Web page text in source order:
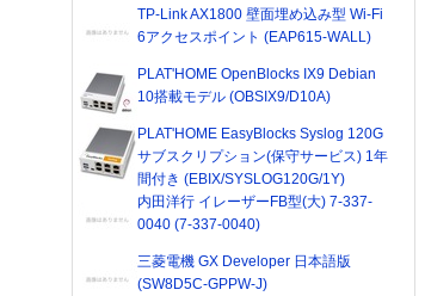
TP-Link AX1800 壁面埋め込み型 Wi-Fi
6アクセスポイント (EAP615-WALL)
PLAT'HOME OpenBlocks IX9 Debian
10搭載モデル (OBSIX9/D10A)
PLAT'HOME EasyBlocks Syslog 120G
サブスクリプション(保守サービス) 1年
間付き (EBIX/SYSLOG120G/1Y)
内田洋行 イレーザーFB型(大) 7-337-
0040 (7-337-0040)
三菱電機 GX Developer 日本語版
(SW8D5C-GPPW-J)